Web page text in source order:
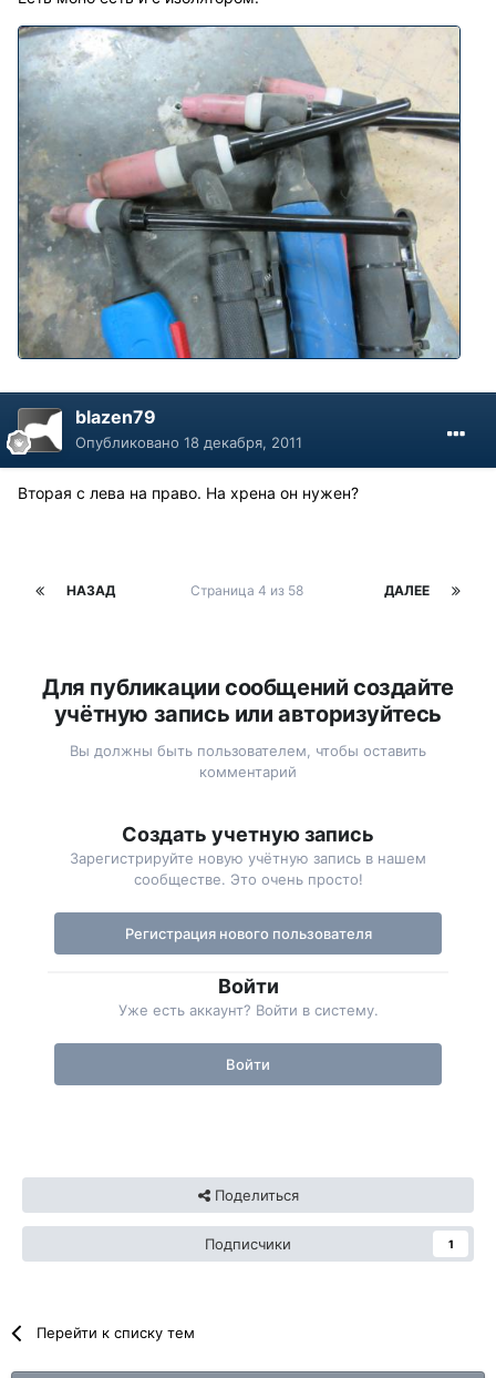
blazen79
Опубликовано 18 декабря, 2011
Вторая с лева на право. На хрена он нужен?
НАЗАД ДАЛЕЕ
Страница 4 из 58
Для публикации сообщений создайте
учётную запись или авторизуйтесь
Вы должны быть пользователем, чтобы оставить
комментарий
Создать учетную запись
Зарегистрируйте новую учётную запись в нашем
сообществе. Это очень просто!
Регистрация нового пользователя
Войти
Уже есть аккаунт? Войти в систему.
Войти
Поделиться
Подписчики 1
Перейти к списку тем